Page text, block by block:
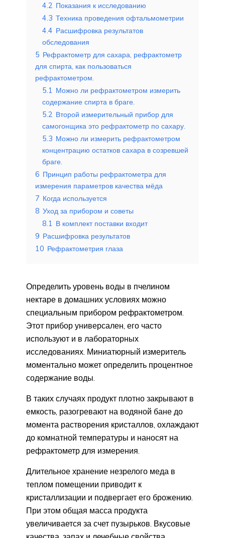
4.2 Показания к исследованию
4.3 Техника проведения офтальмометрии
4.4 Расшифровка результатов
обследования
5 Рефрактометр для сахара, рефрактометр
для спирта, как пользоваться
рефрактометром.
5.1 Можно ли рефрактометром измерить
содержание спирта в браге.
5.2 Второй измерительный прибор для
самогонщика это рефрактометр по сахару.
5.3 Можно ли измерить рефрактометром
концентрацию остатков сахара в созревшей
браге.
6 Принцип работы рефрактометра для
измерения параметров качества мёда
7 Когда используется
8 Уход за прибором и советы
8.1 В комплект поставки входит
9 Расшифровка результатов
10 Рефрактометрия глаза
Определить уровень воды в пчелином
нектаре в домашних условиях можно
специальным прибором рефрактометром.
Этот прибор универсален, его часто
используют и в лабораторных
исследованиях. Миниатюрный измеритель
моментально может определить процентное
содержание воды.
В таких случаях продукт плотно закрывают в
емкость, разогревают на водяной бане до
момента растворения кристаллов, охлаждают
до комнатной температуры и наносят на
рефрактометр для измерения.
Длительное хранение незрелого меда в
теплом помещении приводит к
кристаллизации и подвергает его брожению.
При этом общая масса продукта
увеличивается за счет пузырьков. Вкусовые